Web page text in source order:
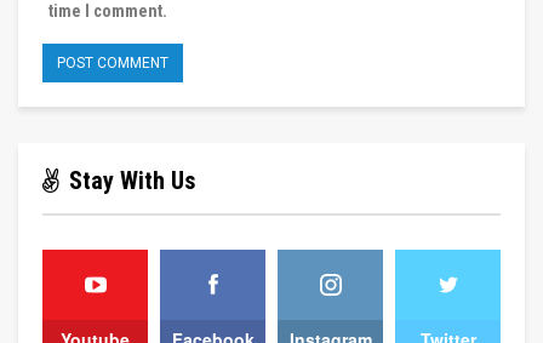
time I comment.
Stay With Us